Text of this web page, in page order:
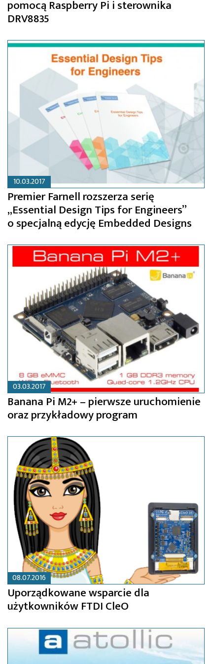
pomocą Raspberry Pi i sterownika
DRV8835
10.03.2017
Premier Farnell rozszerza serię
„Essential Design Tips for Engineers”
o specjalną edycję Embedded Designs
03.03.2017
Banana Pi M2+ – pierwsze uruchomienie
oraz przykładowy program
08.07.2016
Uporządkowane wsparcie dla
użytkowników FTDI CleO